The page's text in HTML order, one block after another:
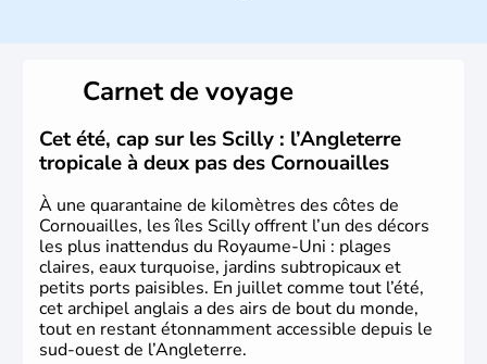
Histoire et administration
L'Angleterre est l’une des quatre nations constitutives du
Royaume-Uni. Elle est peuplée de plus de 50 millions
d’habitants, les Anglais, et constitue à elle seule, près de
84% de la population de l’ensemble. Le pays s’est créé au
Xème siècle et tient son nom desAngles
germanique installé sur ces terres. Première démocratie
parlementaire au monde, elle doit son développement à
l’essor industriel du XIXème siècle.
Carnet de voyage
Cet été, cap sur les Scilly : l’Angleterre
tropicale à deux pas des Cornouailles
À une quarantaine de kilomètres des côtes de
Cornouailles, les îles Scilly offrent l’un des décors
les plus inattendus du Royaume-Uni : plages
claires, eaux turquoise, jardins subtropicaux et
petits ports paisibles. En juillet comme tout l’été,
cet archipel anglais a des airs de bout du monde,
tout en restant étonnamment accessible depuis le
sud-ouest de l’Angleterre.